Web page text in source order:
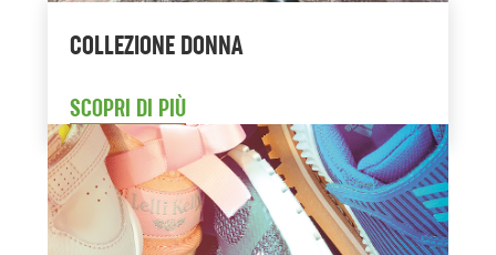
COLLEZIONE DONNA
SCOPRI DI PIÙ